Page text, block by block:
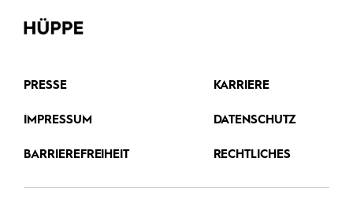
PRESSE KARRIERE
IMPRESSUM DATENSCHUTZ
BARRIEREFREIHEIT RECHTLICHES